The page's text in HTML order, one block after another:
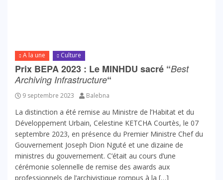
A la une Culture
Prix BEPA 2023 : Le MINHDU sacré “Best
Archiving Infrastructure“
9 septembre 2023 Balebna
La distinction a été remise au Ministre de l’Habitat et du
Développement Urbain, Celestine KETCHA Courtès, le 07
septembre 2023, en présence du Premier Ministre Chef du
Gouvernement Joseph Dion Nguté et une dizaine de
ministres du gouvernement. C’était au cours d’une
cérémonie solennelle de remise des awards aux
professionnels de l’archivistique rompus à la […]